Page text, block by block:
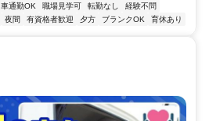
車通勤OK 職場見学可 転勤なし
経験不問
夜間 有資格者歓迎 夕方 ブランクOK 育休あり